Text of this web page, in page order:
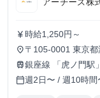
currency_yen 時給1,250円～
place 〒105-0001 東京都
門タワー 16階
train銀座線 「虎ノ門駅
calendar_today週2日〜 / 週10時間